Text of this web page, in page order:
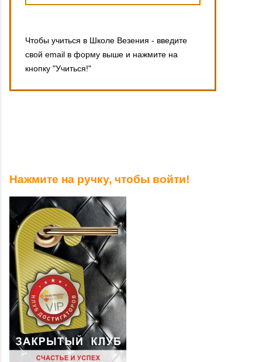
Чтобы учиться в Школе Везения - введите
свой email в форму выше и нажмите на
кнопку "Учиться!"
Нажмите на ручку, чтобы войти!